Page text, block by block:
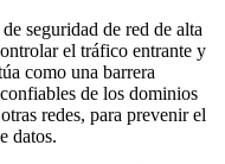
seguridad de red de alta
el tráfico entrante y
como una barrera
de los dominios
redes, para prevenir el
datos.